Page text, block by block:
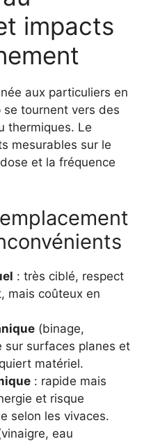
impacts
aux particuliers en
se tournent vers des
thermiques. Le
mesurables sur le
et la fréquence
: très ciblé, respect
mais coûteux en
(binage,
sur surfaces planes et
matériel.
: rapide mais
et risque
selon les vivaces.
eau